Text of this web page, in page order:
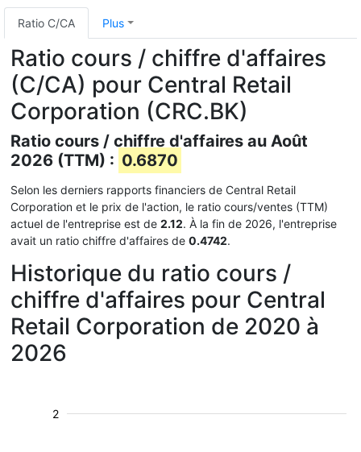
Ratio C/CA Plus
Ratio cours / chiffre d'affaires
(C/CA) pour Central Retail
Corporation (CRC.BK)
Ratio cours / chiffre d'affaires au Août
2026 (TTM) : 0.6870
Selon les derniers rapports financiers de Central Retail
Corporation et le prix de l'action, le ratio cours/ventes (TTM)
actuel de l'entreprise est de 2.12. À la fin de 2026, l'entreprise
avait un ratio chiffre d'affaires de 0.4742.
Historique du ratio cours /
chiffre d'affaires pour Central
Retail Corporation de 2020 à
2026
2